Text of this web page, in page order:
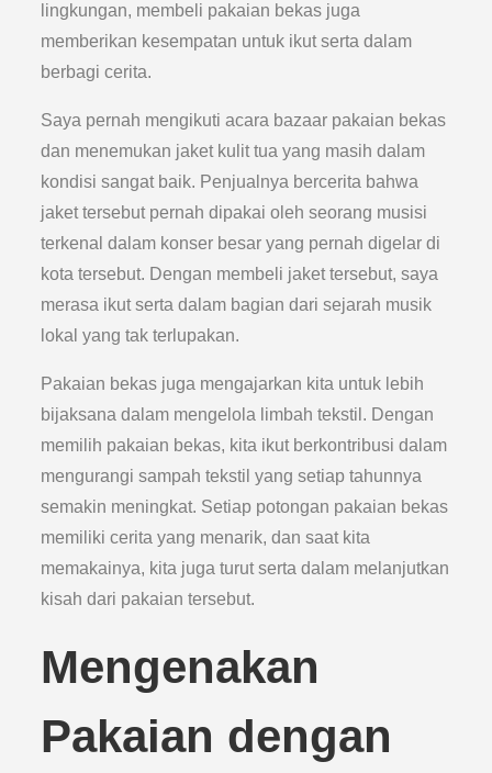
lingkungan, membeli pakaian bekas juga
memberikan kesempatan untuk ikut serta dalam
berbagi cerita.
Saya pernah mengikuti acara bazaar pakaian bekas
dan menemukan jaket kulit tua yang masih dalam
kondisi sangat baik. Penjualnya bercerita bahwa
jaket tersebut pernah dipakai oleh seorang musisi
terkenal dalam konser besar yang pernah digelar di
kota tersebut. Dengan membeli jaket tersebut, saya
merasa ikut serta dalam bagian dari sejarah musik
lokal yang tak terlupakan.
Pakaian bekas juga mengajarkan kita untuk lebih
bijaksana dalam mengelola limbah tekstil. Dengan
memilih pakaian bekas, kita ikut berkontribusi dalam
mengurangi sampah tekstil yang setiap tahunnya
semakin meningkat. Setiap potongan pakaian bekas
memiliki cerita yang menarik, dan saat kita
memakainya, kita juga turut serta dalam melanjutkan
kisah dari pakaian tersebut.
Mengenakan
Pakaian dengan